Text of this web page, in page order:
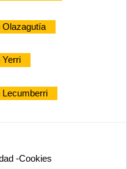
Olazagutía
Lecumberri
-Cookies